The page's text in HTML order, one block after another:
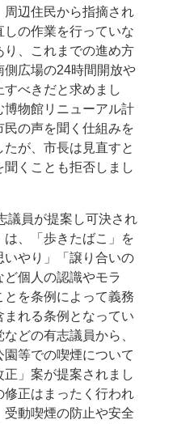
辺住民から指摘され
の作業を行っていな
り、これまでの進め方
広場の24時間開放や
べきだと求めまし
博物館リニューアル計
の声を聞く仕組みを
が、市長は見直すと
くことも拒否しまし
議員が提案し可決され
、「歩きたばこ」を
やり」「譲り合いの
個人の認識やモラ
を条例によって義務
れる条例となってい
どの有志議員から、
等での喫煙について
」案が提案されまし
修正はまったく行われ
動喫煙の防止や安全